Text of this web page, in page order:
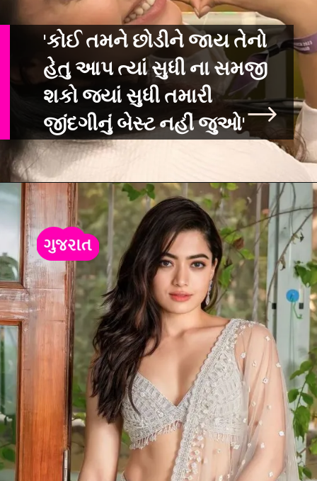
'કોઈ તમને છોડીને જાય તેનો
હેતુ આપ ત્યાં સુધી ના સમજી
શકો જ્યાં સુધી તમારી
જીંદગીનું બેસ્ટ નહીં જુઓ'